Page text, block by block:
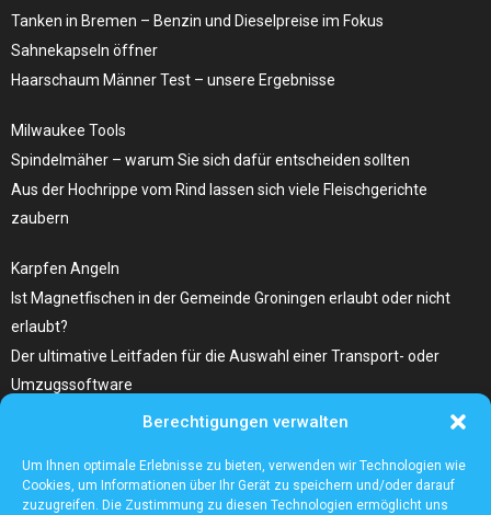
Berechtigungen verwalten
Um Ihnen optimale Erlebnisse zu bieten, verwenden wir Technologien wie
Cookies, um Informationen über Ihr Gerät zu speichern und/oder darauf
zuzugreifen. Die Zustimmung zu diesen Technologien ermöglicht uns
Tanken in Bremen – Benzin und Dieselpreise ​im Fokus
Sahnekapseln öffner
Haarschaum Männer Test – unsere Ergebnisse
Milwaukee Tools
Spindelmäher – warum Sie sich dafür entscheiden sollten
Aus der Hochrippe vom Rind lassen sich viele Fleischgerichte
zaubern
Karpfen Angeln
Ist Magnetfischen in der Gemeinde Groningen erlaubt oder nicht
erlaubt?
Der ultimative Leitfaden für die Auswahl einer Transport- oder
Umzugssoftware
Was Sie Über Infrarot Dörrautomat Wissen Sollten
Tolle Fotocollagen selber gestalten